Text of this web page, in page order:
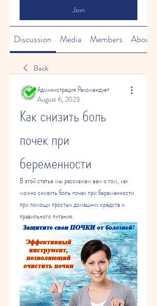
Join
Discussion Media Members About
Back
Администрация Рекомендует
August 6, 2023
Как снизить боль
почек при
беременности
В этой статье мы расскажем вам о том, как
можно снизить боль почек при беременности
при помощи простых домашних средств и
правильного питания.